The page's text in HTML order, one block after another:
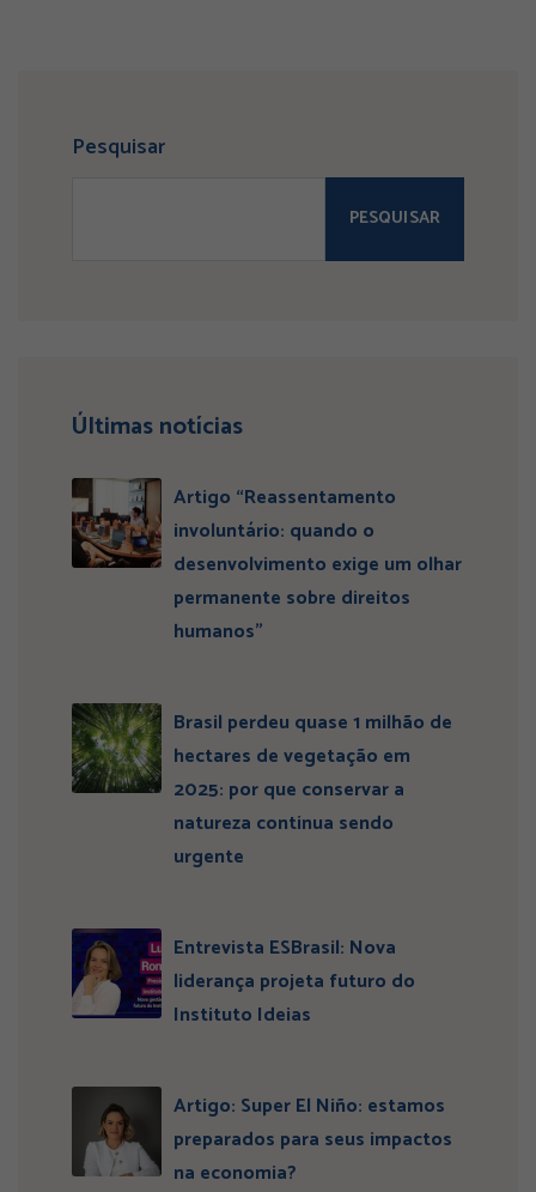
Pesquisar
PESQUISAR
Últimas notícias
Artigo “Reassentamento
involuntário: quando o
desenvolvimento exige um olhar
permanente sobre direitos
humanos”
Brasil perdeu quase 1 milhão de
hectares de vegetação em
2025: por que conservar a
natureza continua sendo
urgente
Entrevista ESBrasil: Nova
liderança projeta futuro do
Instituto Ideias
Artigo: Super El Niño: estamos
preparados para seus impactos
na economia?